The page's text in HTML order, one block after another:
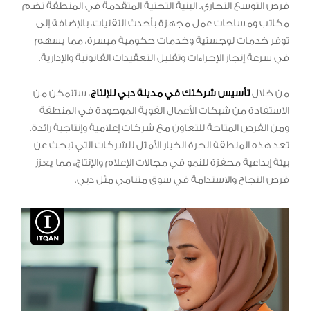
فرص التوسع التجاري. البنية التحتية المتقدمة في المنطقة تضم
مكاتب ومساحات عمل مجهزة بأحدث التقنيات، بالإضافة إلى
توفر خدمات لوجستية وخدمات حكومية ميسرة، مما يسهم
في سرعة إنجاز الإجراءات وتقليل التعقيدات القانونية والإدارية.
من خلالتأسيس شركتك في مدينة دبي للإنتاج، ستتمكن من
الاستفادة من شبكات الأعمال القوية الموجودة في المنطقة
ومن الفرص المتاحة للتعاون مع شركات إعلامية وإنتاجية رائدة.
تعد هذه المنطقة الحرة الخيار الأمثل للشركات التي تبحث عن
بيئة إبداعية محفزة للنمو في مجالات الإعلام والإنتاج، مما يعزز
فرص النجاح والاستدامة في سوق متنامي مثل دبي.